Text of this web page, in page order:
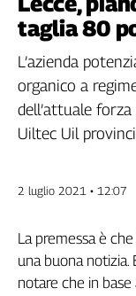
Filcams
Filctem
Fillea
Filt
Fiom
Fisac
Fp
Slc
Spi
Inca
taglia 80
L’azienda
organico a
dell’attuale forza
Uiltec Uil
2 luglio 2021 • 12:07
La premessa è
una buona notizia.
notare che in